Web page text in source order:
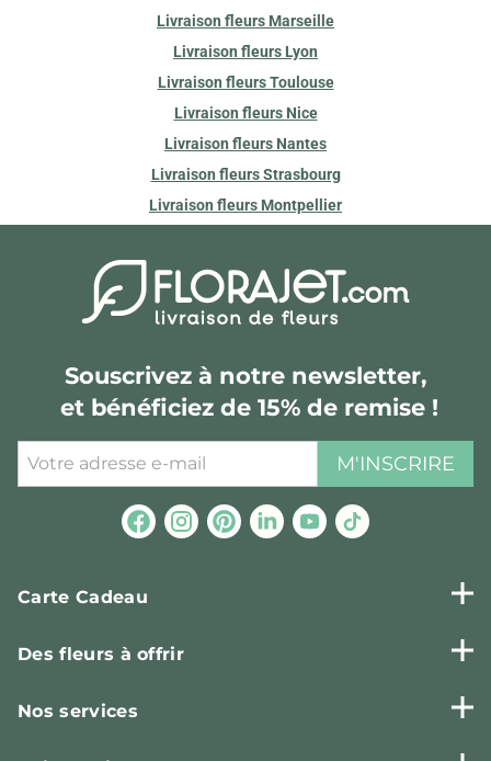
Livraison fleurs Marseille
Livraison fleurs Lyon
Livraison fleurs Toulouse
Livraison fleurs Nice
Livraison fleurs Nantes
Livraison fleurs Strasbourg
Livraison fleurs Montpellier
Souscrivez à notre newsletter,
et bénéficiez de 15% de remise !
M'INSCRIRE
Carte Cadeau
Des fleurs à offrir
Nos services